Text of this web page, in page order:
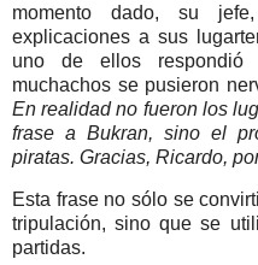
momento dado, su
explicaciones a sus
uno de ellos
muchachos se pusieron
En realidad no fueron los
frase a Bukran, sino el
piratas. Gracias, Ricardo,
Esta frase no sólo se
tripulación, sino que se
partidas.